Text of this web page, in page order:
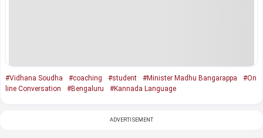
#Vidhana Soudha #coaching #student #Minister Madhu Bangarappa
#On
line Conversation
#Bengaluru #Kannada Language
ADVERTISEMENT